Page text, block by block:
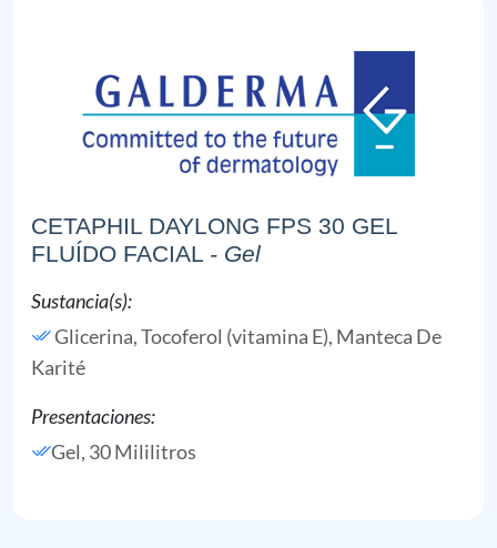
CETAPHIL DAYLONG FPS 30 GEL
FLUÍDO FACIAL
- Gel
Sustancia(s):
Glicerina,Tocoferol (vitamina E), Manteca De
Karité
Presentaciones:
Gel, 30 Mililitros